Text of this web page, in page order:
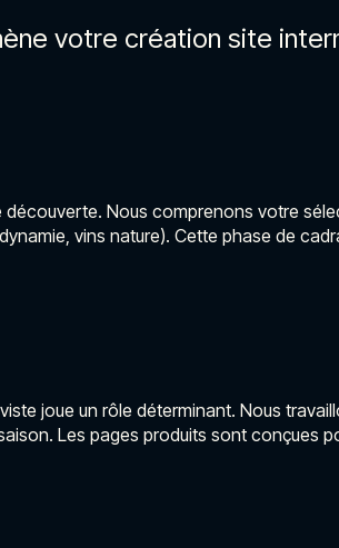
votre création site
découverte. Nous comprenons votre
vins nature). Cette phase de
joue un rôle déterminant. Nous
Les pages produits sont conçues